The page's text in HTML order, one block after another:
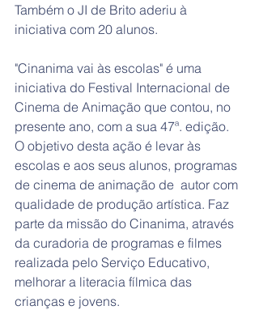
Também o JI de Brito aderiu à
iniciativa com 20 alunos.
"Cinanima vai às escolas" é uma
iniciativa do Festival Internacional de
Cinema de Animação que contou, no
presente ano, com a sua 47ª. edição.
O objetivo desta ação é levar às
escolas e aos seus alunos, programas
de cinema de animação de  autor com
qualidade de produção artística. Faz
parte da missão do Cinanima, através
da curadoria de programas e filmes
realizada pelo Serviço Educativo,
melhorar a literacia fílmica das
crianças e jovens.